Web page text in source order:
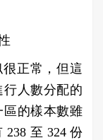
正常，但這
人數分配的
區的樣本數雖
至 324 份